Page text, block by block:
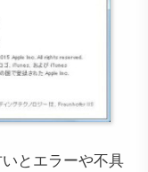
とエラーや不具